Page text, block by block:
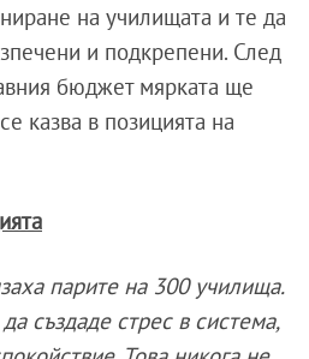
на училищата и те да
и подкрепени. След
бюджет мярката ще
казва в позицията на
парите на 300 училища.
създаде стрес в система,